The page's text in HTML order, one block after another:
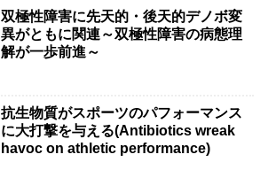
双極性障害に先天的・後天的デノボ変
異がともに関連～双極性障害の病態理
解が一歩前進～
抗生物質がスポーツのパフォーマンス
に大打撃を与える(Antibiotics wreak
havoc on athletic performance)